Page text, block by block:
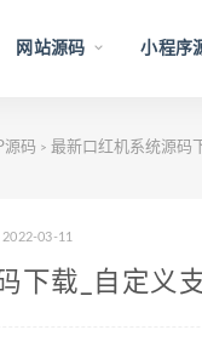
网站源码 小程序
源码 > 最新口红机系统源码
2022-03-11
下载_自定义